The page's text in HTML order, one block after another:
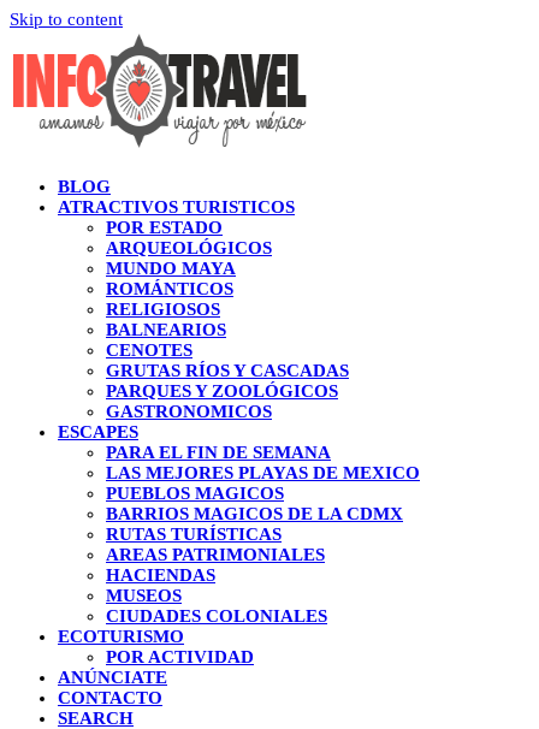
Skip to content
BLOG
ATRACTIVOS TURISTICOS
POR ESTADO
ARQUEOLÓGICOS
MUNDO MAYA
ROMÁNTICOS
RELIGIOSOS
BALNEARIOS
CENOTES
GRUTAS RÍOS Y CASCADAS
PARQUES Y ZOOLÓGICOS
GASTRONOMICOS
ESCAPES
PARA EL FIN DE SEMANA
LAS MEJORES PLAYAS DE MEXICO
PUEBLOS MAGICOS
BARRIOS MAGICOS DE LA CDMX
RUTAS TURÍSTICAS
AREAS PATRIMONIALES
HACIENDAS
MUSEOS
CIUDADES COLONIALES
ECOTURISMO
POR ACTIVIDAD
ANÚNCIATE
CONTACTO
SEARCH